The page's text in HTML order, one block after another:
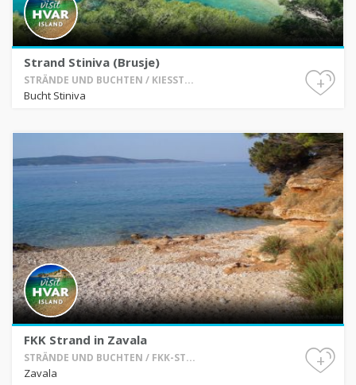
Strand Stiniva (Brusje)
STRÄNDE UND BUCHTEN / KIESST...
Bucht Stiniva
+
FKK Strand in Zavala
STRÄNDE UND BUCHTEN / FKK-ST...
Zavala
+